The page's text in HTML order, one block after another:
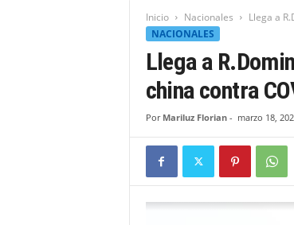
Inicio Nacionales
Llega a
NACIONALES
Llega a
china contra
Por Mariluz Florian- marzo 18,